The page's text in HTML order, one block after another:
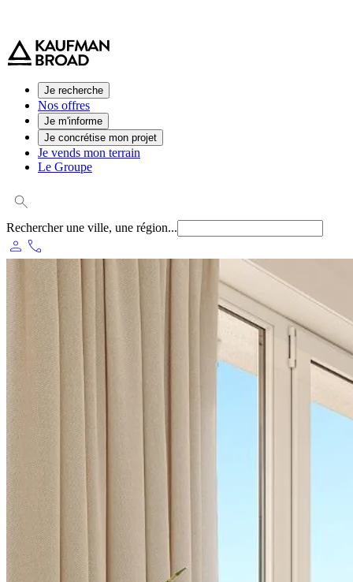
Je recherche
Nos offres
Je m'informe
Je concrétise mon projet
Je vends mon terrain
Le Groupe
Rechercher une ville, une région...
person phone